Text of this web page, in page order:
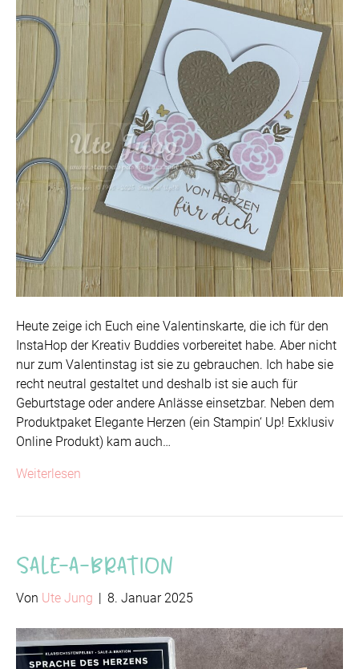
Heute zeige ich Euch eine Valentinskarte, die ich für den
InstaHop der Kreativ Buddies vorbereitet habe. Aber nicht
nur zum Valentinstag ist sie zu gebrauchen. Ich habe sie
recht neutral gestaltet und deshalb ist sie auch für
Geburtstage oder andere Anlässe einsetzbar. Neben dem
Produktpaket Elegante Herzen (ein Stampin‘ Up! Exklusiv
Online Produkt) kam auch…
Weiterlesen
Sale-a-bration
Von Ute Jung 8. Januar 2025